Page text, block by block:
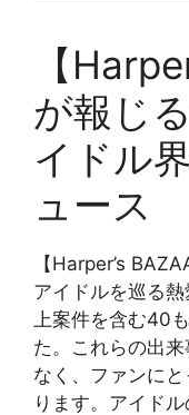
【
が報じ
イドル
ュース
【Harper’s
アイドルを巡る
上案件を含む40
た。これらの出
なく、ファンに
ります。アイド